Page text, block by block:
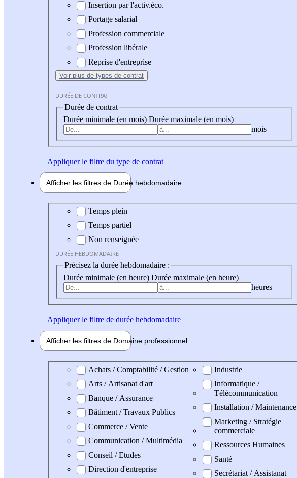
Insertion par l'activ.éco.
Portage salarial
Profession commerciale
Profession libérale
Reprise d'entreprise
Voir plus de types de contrat
DURÉE DE CONTRAT
Durée de contrat
Durée minimale (en mois) Durée maximale (en mois)
mois
Appliquerle filtre du type de contrat
Afficher les filtres de Durée hebdomadaire
Durée hebdomadaire
Temps plein
Temps partiel
Non renseignée
DURÉE HEBDOMADAIRE
Précisez la durée hebdomadaire :
Durée minimale (en heure) Durée maximale (en heure)
heures
Appliquerle filtre de durée hebdomadaire
Afficher les filtres de Domaine professionnel
Domaine professionel
Achats / Comptabilité / Gestion
Arts / Artisanat d'art
Banque / Assurance
Bâtiment / Travaux Publics
Commerce / Vente
Communication / Multimédia
Conseil / Etudes
Direction d'entreprise
Industrie
Informatique /
Télécommunication
Installation / Maintenance
Marketing / Stratégie
commerciale
Ressources Humaines
Santé
Secrétariat / Assistanat